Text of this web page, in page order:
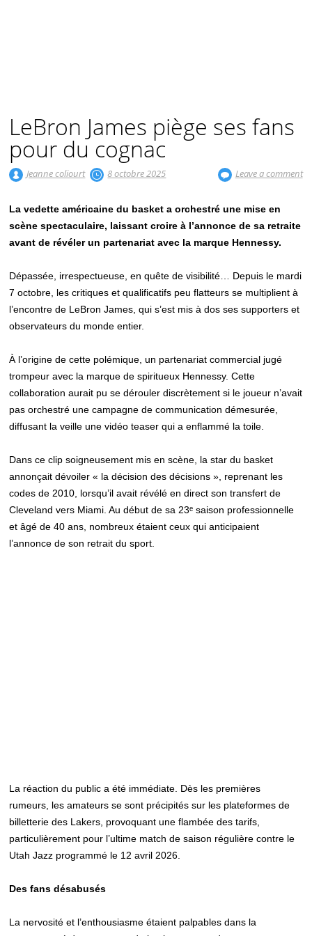
LeBron James piège ses fans
pour du cognac
Jeanne coliourt 8 octobre 2025 Leave a comment
La vedette américaine du basket a orchestré une mise en
scène spectaculaire, laissant croire à l’annonce de sa retraite
avant de révéler un partenariat avec la marque Hennessy.
Dépassée, irrespectueuse, en quête de visibilité… Depuis le mardi
7 octobre, les critiques et qualificatifs peu flatteurs se multiplient à
l’encontre de LeBron James, qui s’est mis à dos ses supporters et
observateurs du monde entier.
À l’origine de cette polémique, un partenariat commercial jugé
trompeur avec la marque de spiritueux Hennessy. Cette
collaboration aurait pu se dérouler discrètement si le joueur n’avait
pas orchestré une campagne de communication démesurée,
diffusant la veille une vidéo teaser qui a enflammé la toile.
Dans ce clip soigneusement mis en scène, la star du basket
annonçait dévoiler « la décision des décisions », reprenant les
codes de 2010, lorsqu’il avait révélé en direct son transfert de
Cleveland vers Miami. Au début de sa 23ᵉ saison professionnelle
et âgé de 40 ans, nombreux étaient ceux qui anticipaient
l’annonce de son retrait du sport.
La réaction du public a été immédiate. Dès les premières
rumeurs, les amateurs se sont précipités sur les plateformes de
billetterie des Lakers, provoquant une flambée des tarifs,
particulièrement pour l’ultime match de saison régulière contre le
Utah Jazz programmé le 12 avril 2026.
Des fans désabusés
La nervosité et l’enthousiasme étaient palpables dans la